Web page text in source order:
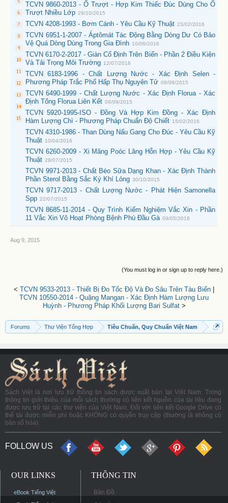
TCVN 9860-2013 - Ổ Trượt - Hợp Kim Thiếc Đúc Dùng Cho Ổ
Trượt Nhiều Lớp 29/10/2015
TCVN 4208-1993 - Bơm Cánh - Yêu Cầu Kỹ Thuật 23/02/2016
TCVN 6951-1-2007 - Áptômát Tác Động Bằng Dòng Dư Có Bảo
Vệ Quá Dòng Dùng Trong Gia Đình 10/06/2016
TCVN 6170-2-2017 - Giàn Cố Định Trên Biển - Phần 2 Điều Kiện
Và Tải Trọng Môi Trường 12/07/2018
TCVN 6183-1996 - Chất Lượng Nước - Xác Định Selen -
Phương Pháp Trắc Phổ Hấp Thụ Nguyên Tử 09/09/2015
TCVN 6490-1999 - Chất Lượng Nước - Xác Định Florua - Xác
Định Tổng Florua Liên Kết 09/09/2015
TCVN 5920-1995-ISO - Đồng Và Hợp Kim Đồng - Xác Định
Hàm Lượng Chì - Phương Pháp Chuẩn Độ Chiết 15/02/2016
TCVN 4310-1986 - Than Dùng Nấu Gang Cho Đúc - Yêu Cầu Kỹ
Thuật 10/04/2016
TCVN 6260-2009 - Xi Măng Poóc Lăng Hỗn Hợp - Yêu Cầu Kỹ
Thuật 28/07/2015
TCVN 9971-2013 - Chất Béo Sữa Dạng Khan - Xác Định Thành
Phần Sterol Bằng Sắc Ký Khí Lỏng 30/10/2015
TCVN 9717-2013 - Chất Lượng Nước - Phát Hiện Samonella
Spp 22/07/2015
TCVN 8685-11-2014 - Quy Trình Kiểm Nghiệm Vắc Xin - Phần
11 Vắc Xin Vô Hoạt Phòng Bệnh Phù Đầu Gà 09/05/2016
Aug 9, 2015
(You must log in or sign up to reply here.)
< TCVN 9533-2013 - Thiết Bị Đo Tốc Độ Và Đo Sâu Trên Tàu Biển
TCVN 10550-2014 - Quặng Mangan - Xác Định Hàm Lượng Lưu
Huỳnh - Phương Pháp Khối Lượng Bari Sulfat>
Forums Thư Viện Tổng Hợp Tiêu Chuẩn, Quy Chuẩn Việt Nam
Sách Việt là nơi lưu trữ thông tin sách được xuất bản tại Việt Nam. Trong
thông tin giới thiệu của mỗi sách thường có liên kết nguồn của tài liệu đang
được lưu trữ tại các thư viện của Việt Nam. Đối với liên kết Google Drive có
thể tải được miễn phí hoặc KHÔNG có quyền truy cập (thường là không có
bản số hóa).
FOLLOW US
OUR LINKS
eBook Tiếng Việt
THÔNG TIN
Bản Đồ